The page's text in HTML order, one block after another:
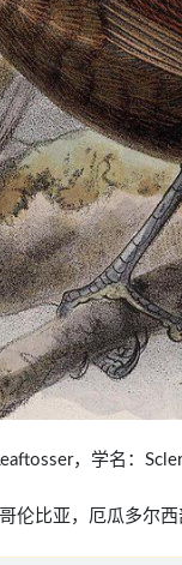
，学名：
伦比亚，厄瓜多尔西